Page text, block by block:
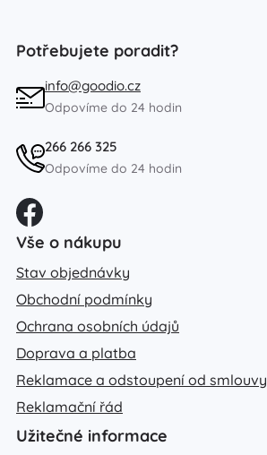
Potřebujete poradit?
info@goodio.cz
Odpovíme do 24 hodin
266 266 325
Odpovíme do 24 hodin
Vše o nákupu
Stav objednávky
Obchodní podmínky
Ochrana osobních údajů
Doprava a platba
Reklamace a odstoupení od smlouvy
Reklamační řád
Užitečné informace